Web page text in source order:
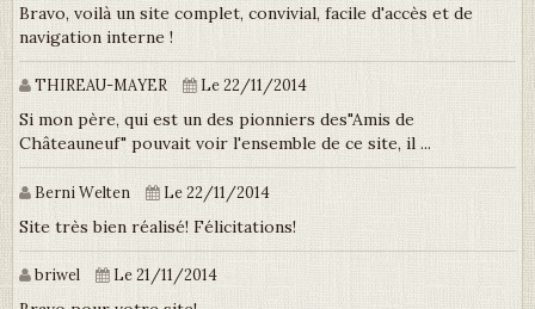
Bravo, voilà un site complet, convivial, facile d'accès et de
navigation interne !
THIREAU-MAYER Le 22/11/2014
Si mon père, qui est un des pionniers des"Amis de
Châteauneuf" pouvait voir l'ensemble de ce site, il ...
Berni Welten Le 22/11/2014
Site très bien réalisé! Félicitations!
briwel Le 21/11/2014